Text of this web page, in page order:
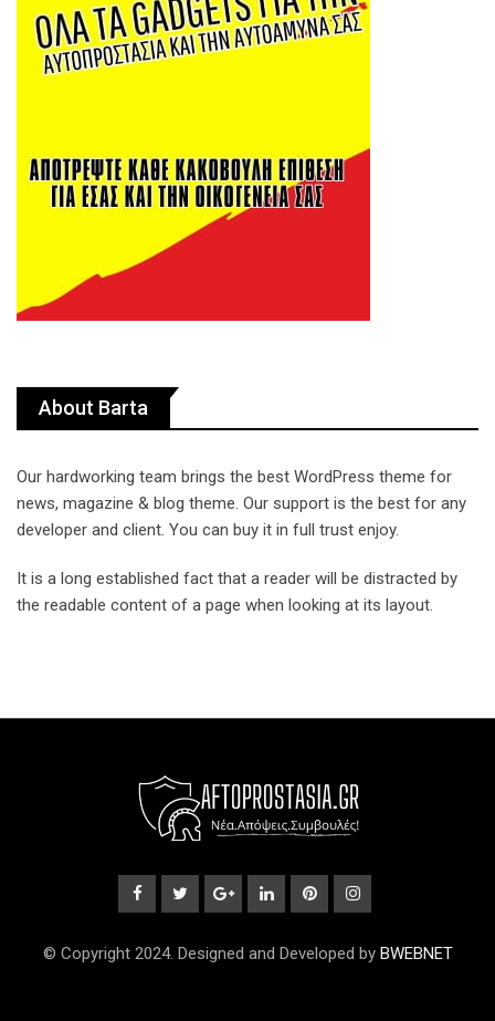
About Barta
Our hardworking team brings the best WordPress theme for
news, magazine & blog theme. Our support is the best for any
developer and client. You can buy it in full trust enjoy.
It is a long established fact that a reader will be distracted by
the readable content of a page when looking at its layout.
© Copyright 2024. Designed and Developed by BWEBNET